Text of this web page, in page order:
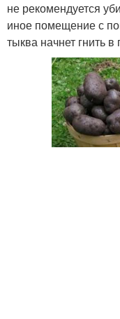
не рекомендуется
иное помещение с
тыква начнет гнить